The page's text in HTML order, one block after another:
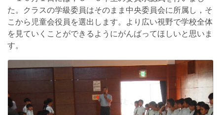
た。クラスの学級委員はそのまま中央委員会に所属し，そ
こから児童会役員を選出します。より広い視野で学校全体
を見ていくことができるようにがんばってほしいと思いま
す。